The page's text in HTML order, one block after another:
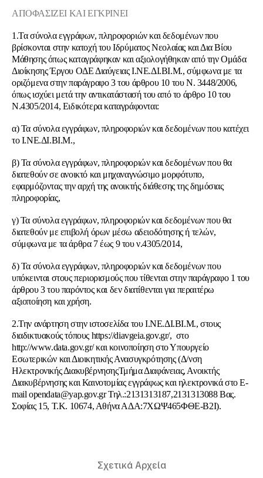
ΑΠΟΦΑΣΙΖΕΙ ΚΑΙ ΕΓΚΡΙΝΕΙ
1.Τα σύνολα εγγράφων, πληροφοριών και δεδομένων που
βρίσκονται στην κατοχή του Ιδρύματος Νεολαίας και Δια Βίου
Μάθησης όπως καταγράφηκαν και αξιολογήθηκαν από την Ομάδα
Διοίκησης Έργου ΟΔΕ Διαύγειας Ι.ΝΕ.ΔΙ.ΒΙ.Μ., σύμφωνα με τα
οριζόμενα στην παράγραφο 3 του άρθρου 10 του Ν. 3448/2006,
όπως ισχύει μετά την αντικατάστασή του από το άρθρο 10 του
Ν.4305/2014, Ειδικότερα καταγράφονται:
α) Τα σύνολα εγγράφων, πληροφοριών και δεδομένων που κατέχει
το Ι.ΝΕ.ΔΙ.ΒΙ.Μ.,
β) Τα σύνολα εγγράφων, πληροφοριών και δεδομένων που θα
διατεθούν σε ανοικτό και μηχαναγνώσιμο μορφότυπο,
εφαρμόζοντας την αρχή της ανοικτής διάθεσης της δημόσιας
πληροφορίας,
γ) Τα σύνολα εγγράφων, πληροφοριών και δεδομένων που θα
διατεθούν με επιβολή όρων μέσω αδειοδότησης ή τελών,
σύμφωνα με τα άρθρα 7 έως 9 του ν.4305/2014,
δ) Τα σύνολα εγγράφων, πληροφοριών και δεδομένων που
υπόκεινται στους περιορισμούς που τίθενται στην παράγραφο 1 του
άρθρου 3 του παρόντος και δεν διατίθενται για περαιτέρω
αξιοποίηση και χρήση.
2.Την ανάρτηση στην ιστοσελίδα του Ι.ΝΕ.ΔΙ.ΒΙ.Μ., στους
διαδικτυακούς τόπους https://diavgeia.gov.gr/, στο
http://www.data.gov.gr/ και κοινοποίηση στο Υπουργείο
Εσωτερικών και Διοικητικής Ανασυγκρότησης (Δ/νση
Ηλεκτρονικής ΔιακυβέρνησηςΤμήμα Διαφάνειας, Ανοικτής
Διακυβέρνησης και Καινοτομίας εγγράφως και ηλεκτρονικά στο E-
mailopendata@yap.gov.grΤηλ.:2131313187,2131313088 Βας.
Σοφίας 15, Τ.Κ. 10674, Αθήνα ΑΔΑ:7ΧΩΨ465ΦΘΕ-Β2Ι).
Σχετικά Αρχεία